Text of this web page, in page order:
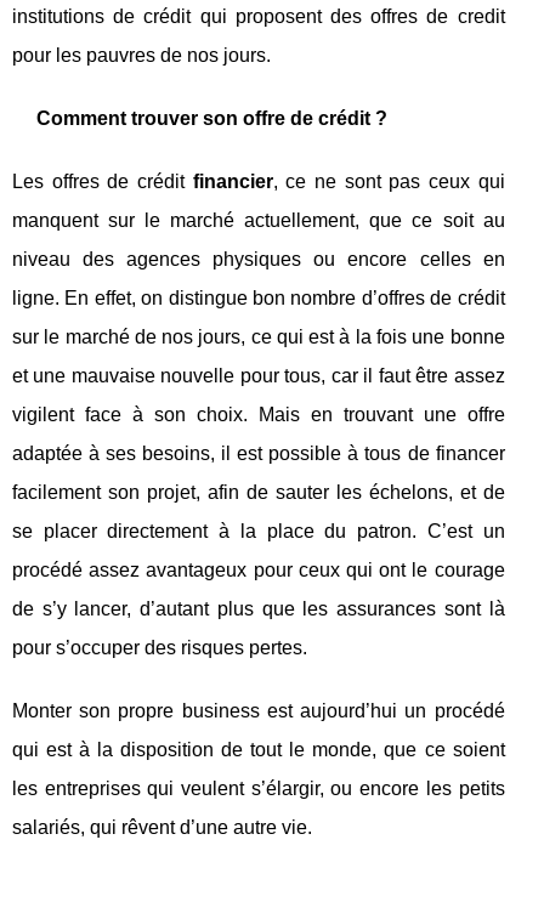
institutions de crédit qui proposent des offres de credit
pour les pauvres de nos jours.
Comment trouver son offre de crédit ?
Les offres de crédit financier, ce ne sont pas ceux qui
manquent sur le marché actuellement, que ce soit au
niveau des agences physiques ou encore celles en
ligne. En effet, on distingue bon nombre d’offres de crédit
sur le marché de nos jours, ce qui est à la fois une bonne
et une mauvaise nouvelle pour tous, car il faut être assez
vigilent face à son choix. Mais en trouvant une offre
adaptée à ses besoins, il est possible à tous de financer
facilement son projet, afin de sauter les échelons, et de
se placer directement à la place du patron. C’est un
procédé assez avantageux pour ceux qui ont le courage
de s’y lancer, d’autant plus que les assurances sont là
pour s’occuper des risques pertes.
Monter son propre business est aujourd’hui un procédé
qui est à la disposition de tout le monde, que ce soient
les entreprises qui veulent s’élargir, ou encore les petits
salariés, qui rêvent d’une autre vie.